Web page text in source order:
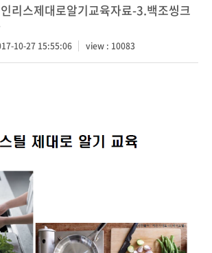
리스제대로알기교육자료-3.백조씽크
10-27 15:55:06 view : 10083